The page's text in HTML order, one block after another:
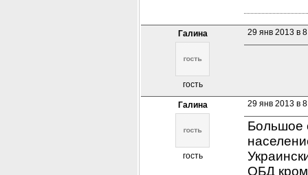
Галина
гость
29 янв 2013 в
Галина
гость
29 янв 2013 в
Большое
ОБД